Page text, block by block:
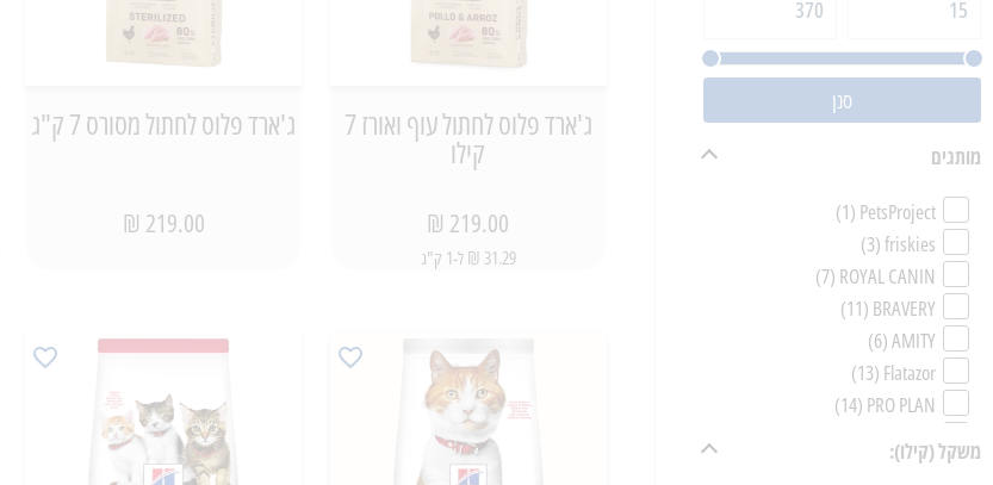
סנן
מותגים
PetsProject
(1)
friskies
(3)
ROYAL CANIN
(7)
BRAVERY
(11)
AMITY
(6)
Flatazor
(13)
PRO PLAN
(14)
JOSERA
Natural Greatness
משקל (קילו):
ג'ארד פלוס לחתול עוף ואורז 7
קילו
219.00 ₪
31.29 ₪ ל-1 ק"ג
ג'ארד פלוס לחתול מסורס 7 ק"ג
219.00 ₪